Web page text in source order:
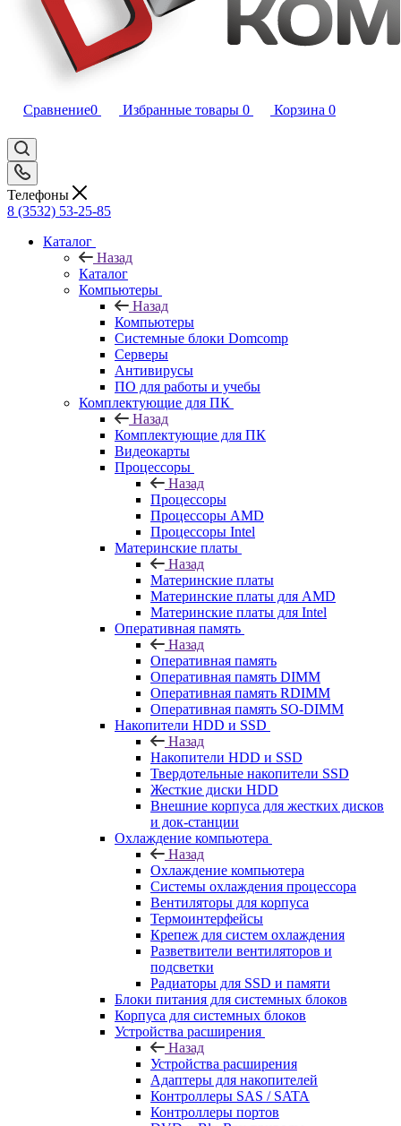
Сравнение0 Избранные товары 0 Корзина 0
Телефоны
8 (3532) 53-25-85
Каталог
Назад
Каталог
Компьютеры
Назад
Компьютеры
Системные блоки Domcomp
Серверы
Антивирусы
ПО для работы и учебы
Комплектующие для ПК
Назад
Комплектующие для ПК
Видеокарты
Процессоры
Назад
Процессоры
Процессоры AMD
Процессоры Intel
Материнские платы
Назад
Материнские платы
Материнские платы для AMD
Материнские платы для Intel
Оперативная память
Назад
Оперативная память
Оперативная память DIMM
Оперативная память RDIMM
Оперативная память SO-DIMM
Накопители HDD и SSD
Назад
Накопители HDD и SSD
Твердотельные накопители SSD
Жесткие диски HDD
Внешние корпуса для жестких дисков
и док-станции
Охлаждение компьютера
Назад
Охлаждение компьютера
Системы охлаждения процессора
Вентиляторы для корпуса
Термоинтерфейсы
Крепеж для систем охлаждения
Разветвители вентиляторов и
подсветки
Радиаторы для SSD и памяти
Блоки питания для системных блоков
Корпуса для системных блоков
Устройства расширения
Назад
Устройства расширения
Адаптеры для накопителей
Контроллеры SAS / SATA
Контроллеры портов